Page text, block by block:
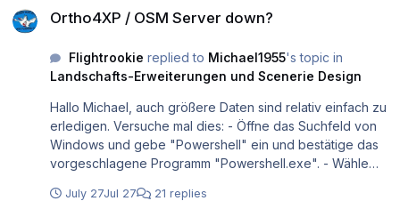
Ortho4XP / OSM Server down?
Flightrookie replied to Michael1955's topic in
Landschafts-Erweiterungen und Scenerie Design
Hallo Michael, auch größere Daten sind relativ einfach zu
erledigen. Versuche mal dies: - Öffne das Suchfeld von
Windows und gebe "Powershell" ein und bestätige das
vorgeschlagene Programm "Powershell.exe". - Wähle
betätige weiter unten den Button "Copy Powershell
July 27Jul 27 21 replies